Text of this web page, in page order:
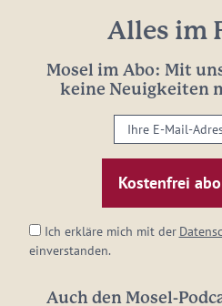
Alles im
Mosel im Abo: Mit
keine Neuigkeiten
Ihre
E-
Mail-
Adresse:
Ich erkläre mich mit der
einverstanden.
Auch den Mosel-